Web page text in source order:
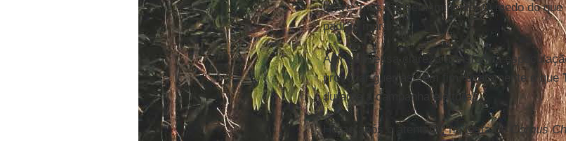
grave, mas também iminente. O medo do
padrão moral.
Agir sem essa clareza transforma
provocar guerras sem fim, exatamente o que
durante a campanha eleitoral.
Horas após o atentado, na festa de Corpus